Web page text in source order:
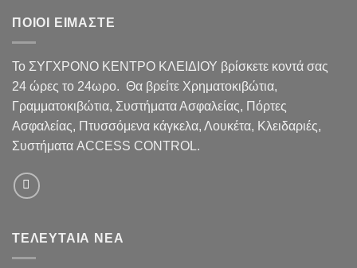
ΠΟΙΟΙ ΕΙΜΑΣΤΕ
Το ΣΥΓΧΡΟΝΟ ΚΕΝΤΡΟ ΚΛΕΙΔΙΟΥ βρίσκετε κοντά σας
24 ώρες το 24ωρο. Θα βρείτε Χρηματοκιβώτια,
Γραμματοκιβώτια, Συστήματα Ασφαλείας, Πόρτες
Ασφαλείας, Πτυσσόμενα κάγκελα, Λουκέτα, Κλειδαριές,
Συστήματα ACCESS CONTROL.
ΤΕΛΕΥΤΑΙΑ ΝΕΑ